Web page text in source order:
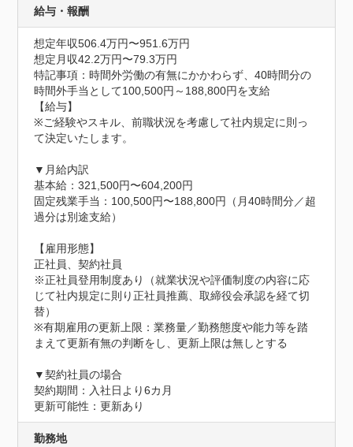
給与・報酬
想定年収506.4万円〜951.6万円
想定月収42.2万円〜79.3万円
特記事項：時間外労働の有無にかかわらず、40時間分の
時間外手当として100,500円～188,800円を支給
【給与】
※ご経験やスキル、前職状況を考慮して社内規定に則っ
て決定いたします。
▼月給内訳
基本給：321,500円〜604,200円
固定残業手当：100,500円〜188,800円（月40時間分／超
過分は別途支給）
【雇用形態】
正社員、契約社員
※正社員登用制度あり（就業状況や評価制度の内容に応
じて社内規定に則り正社員推薦、取締役会承認を経て切
替）
※有期雇用の更新上限：業務量／勤務態度や能力等を踏
まえて更新有無の判断をし、更新上限は無しとする
▼契約社員の場合
契約期間：入社日より6カ月
更新可能性：更新あり
勤務地